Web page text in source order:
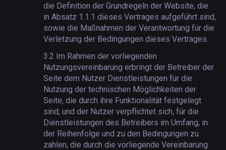
die Definition der Grundregeln der Website, die
in Absatz 1.1.1 dieses Vertrages aufgeführt sind,
sowie die Maßnahmen der Verantwortung für die
Verletzung der Bedingungen dieses Vertrages.
3.2 Im Rahmen der vorliegenden
Nutzungsvereinbarung erbringt der Betreiber der
Seite dem Nutzer Dienstleistungen für die
Nutzung der technischen Möglichkeiten der
Seite, die durch ihre Funktionalität festgelegt
sind, und der Nutzer verpflichtet sich, für die
Dienstleistungen des Betreibers im Umfang, in
der Reihenfolge und zu den Bedingungen zu
zahlen, die durch die vorliegende Vereinbarung